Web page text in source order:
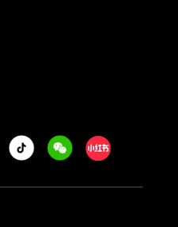
Tiktok WeechatXiaohongshu/